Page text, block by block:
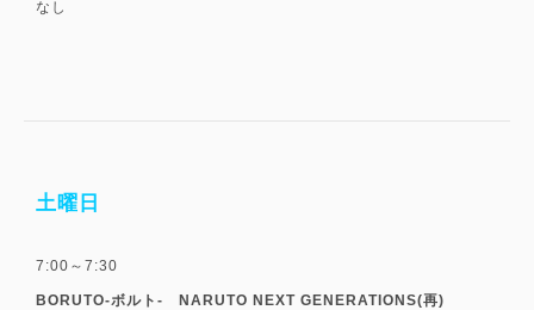
なし
土曜日
7:00～7:30
BORUTO-ボルト- NARUTO NEXT GENERATIONS(再)